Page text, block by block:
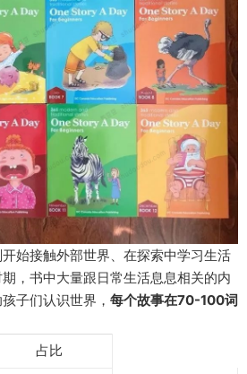
始接触外部世界、在探索中学习生活
，书中大量跟日常生活息息相关的内
子们认识世界， 每个故事在70-100词
占比